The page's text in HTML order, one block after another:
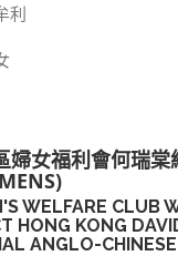
利
婦女福利會何瑞棠
WELFARE CLUB
HONG KONG
ANGLO-